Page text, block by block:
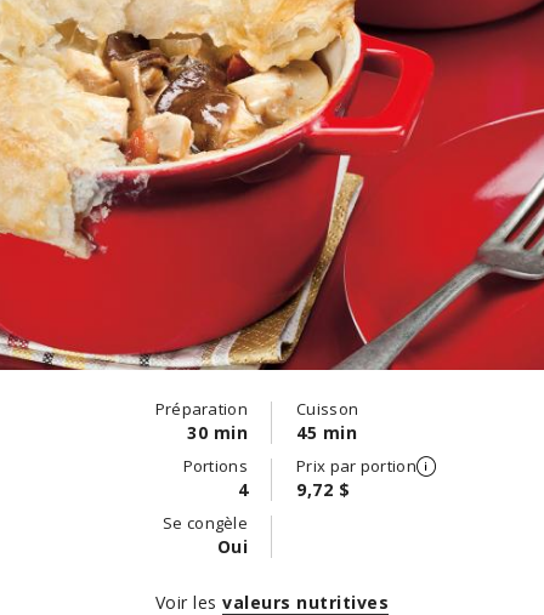
Préparation
30 min
Cuisson
45 min
Portions
4
Prix par portion
9,72 $
Se congèle
Oui
Voir les valeurs nutritives